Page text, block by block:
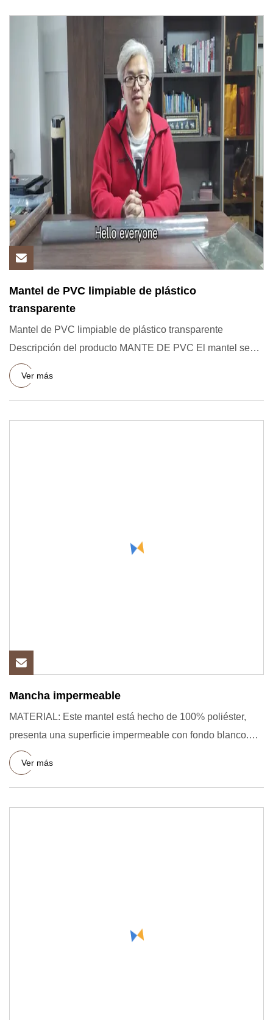
Mantel de PVC limpiable de plástico
transparente
Mantel de PVC limpiable de plástico transparente
Descripción del producto MANTE DE PVC El mantel se
utiliza principalmen
Ver más
Mancha impermeable
MATERIAL: Este mantel está hecho de 100% poliéster,
presenta una superficie impermeable con fondo blanco.
FUNCIÓN: Est
Ver más